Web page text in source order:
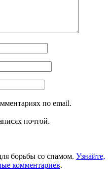
по email.
почтой.
борьбы со спамом. Узнайте,
комментариев.